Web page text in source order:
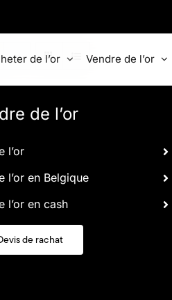
de l’or Vendre de l’or
de l’or
l’or
l’or en Belgique
l’or en cash
de rachat